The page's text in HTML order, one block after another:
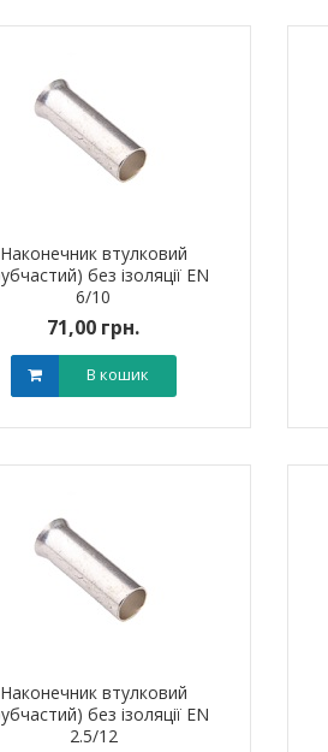
Наконечник втулковий
без ізоляції EN
6/10
71,00 грн.
В кошик
Наконечник втулковий
без ізоляції EN
2.5/12